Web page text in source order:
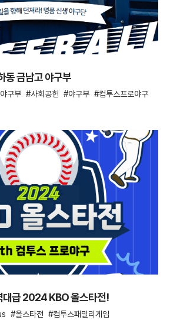
동 금남고 야구부
구부 사회공헌 야구부
컴투스프로야구
대급 2024 KBO 올스타전!
올스타전
컴투스패밀리게임